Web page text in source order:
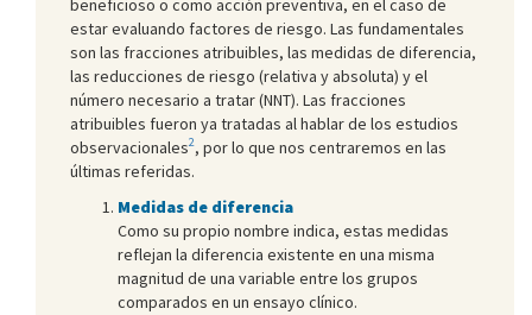
estar evaluando factores de riesgo. Las fundamentales
son las fracciones atribuibles, las medidas de diferencia,
las reducciones de riesgo (relativa y absoluta) y el
número necesario a tratar (NNT). Las fracciones
atribuibles fueron ya tratadas al hablar de los estudios
observacionales2, por lo que nos centraremos en las
últimas referidas.
Medidas de diferencia
Como su propio nombre indica, estas medidas
reflejan la diferencia existente en una misma
magnitud de una variable entre los grupos
comparados en un ensayo clínico.